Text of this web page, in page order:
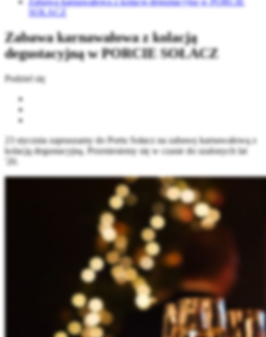
SOŁACZ
Zabawa karnawałowa z kolacją
degustacyjną w PORCIE SOŁACZ
Podziel się
23 stycznia zapraszamy do Portu Sołacz na zabawę karnawałową z
kolacją degustacyjną. Przeniesiemy się w czasie do szalonych lat
'20.